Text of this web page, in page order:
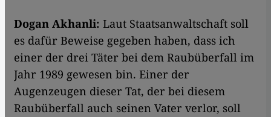
Dogan Akhanli: Laut Staatsanwaltschaft soll
es dafür Beweise gegeben haben, dass ich
einer der drei Täter bei dem Raubüberfall im
Jahr 1989 gewesen bin. Einer der
Augenzeugen dieser Tat, der bei diesem
Raubüberfall auch seinen Vater verlor, soll